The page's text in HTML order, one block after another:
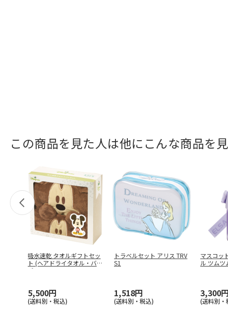
この商品を見た人は他にこんな商品を見
吸水速乾 タオルギフトセッ
ト (ヘアドライタオル・バス
ポン
5,500円
(送料別・税込)
トラベルセット アリス TRV
S1
1,518円
(送料別・税込)
マスコッ
ル ツムツ
3,300円
(送料別・